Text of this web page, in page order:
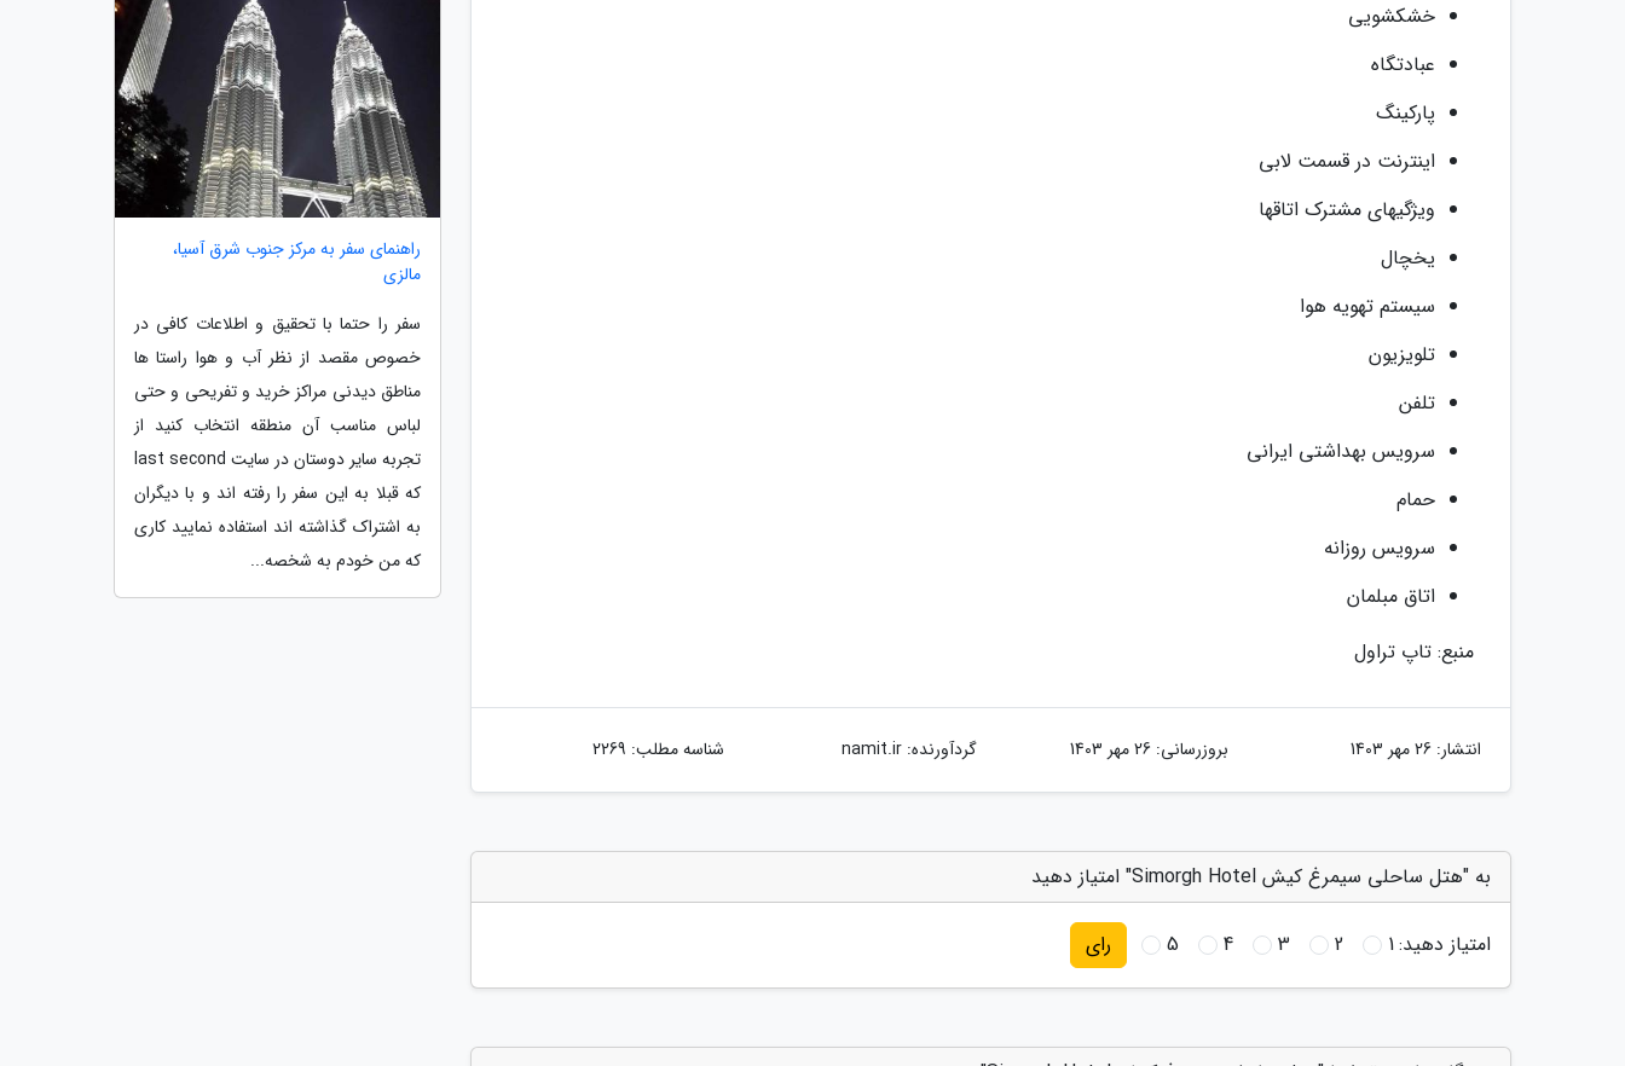
خشکشویی
عبادتگاه
پارکینگ
اینترنت در قسمت لابی
ویژگیهای مشترک اتاقها
یخچال
سیستم تهویه هوا
تلویزیون
تلفن
سرویس بهداشتی ایرانی
حمام
سرویس روزانه
اتاق مبلمان
منبع: تاپ تراول
انتشار: 26 مهر 1403 بروزرسانی: 26 مهر 1403 گردآورنده:namit.ir شناسه مطلب: 2269
به "هتل ساحلی سیمرغ کیش Simorgh Hotel" امتیاز دهید
امتیاز دهید:1
2
3
4
5 رای
راهنمای سفر به مرکز جنوب شرق آسیا،
مالزی
سفر را حتما با تحقیق و اطلاعات کافی در
خصوص مقصد از نظر آب و هوا راستا ها
مناطق دیدنی مراکز خرید و تفریحی و حتی
لباس مناسب آن منطقه انتخاب کنید از
تجربه سایر دوستان در سایت last second
که قبلا به این سفر را رفته اند و با دیگران
به اشتراک گذاشته اند استفاده نمایید کاری
که من خودم به شخصه...